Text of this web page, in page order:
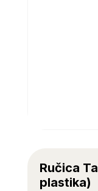
Ručica
plastika)